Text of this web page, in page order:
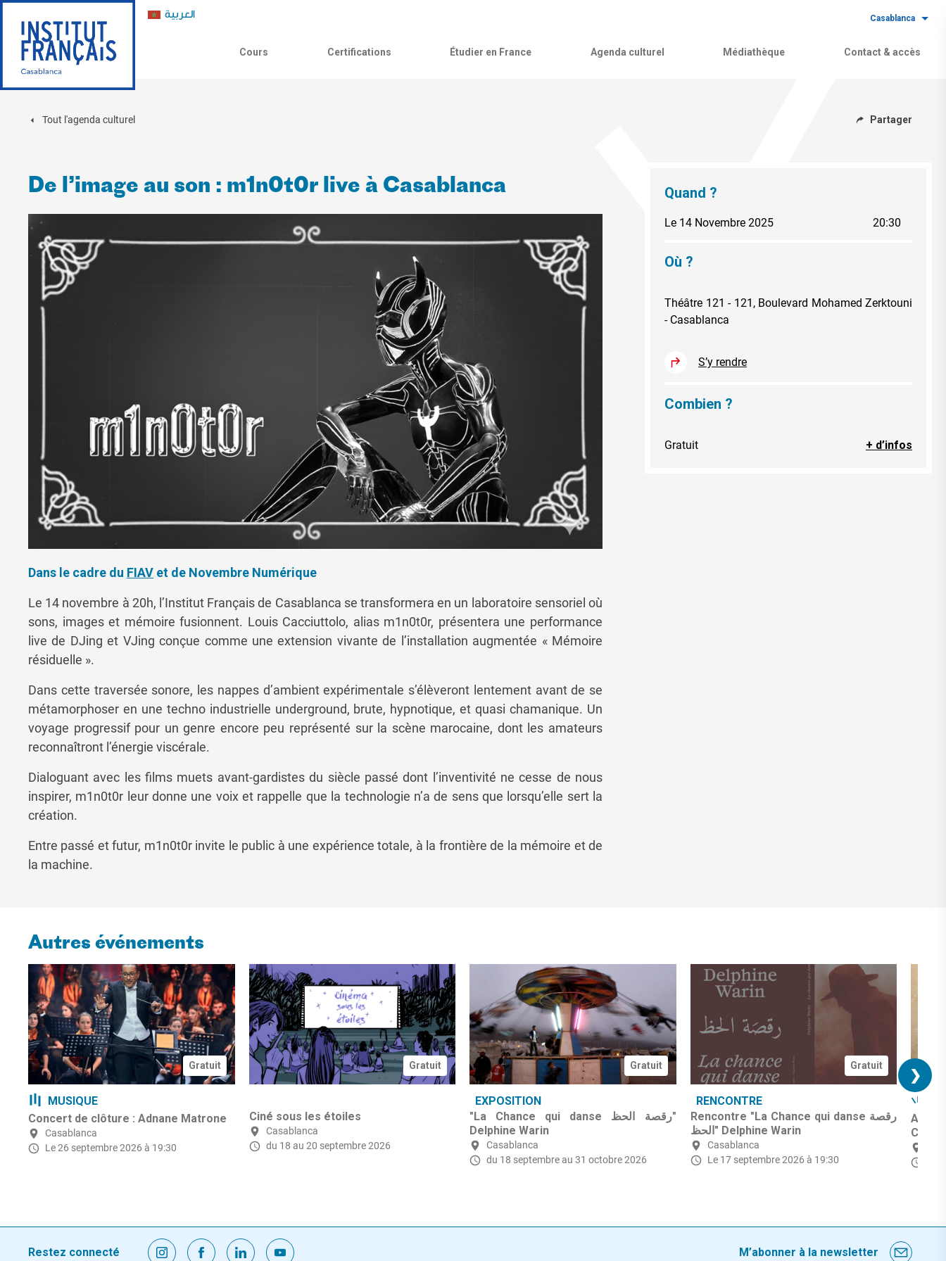
العربية Casablanca
Cours Certifications Étudier en France Agenda culturel Médiathèque Contact & accès
Tout l'agenda culturel Partager
De l’image au son : m1n0t0r live à Casablanca
Dans le cadre du FIAV et de Novembre Numérique
Le 14 novembre à 20h, l’Institut Français de Casablanca se transformera en un laboratoire sensoriel où
sons, images et mémoire fusionnent. Louis Cacciuttolo, alias m1n0t0r, présentera une performance
live de DJing et VJing conçue comme une extension vivante de l’installation augmentée « Mémoire
résiduelle ».
Dans cette traversée sonore, les nappes d’ambient expérimentale s’élèveront lentement avant de se
métamorphoser en une techno industrielle underground, brute, hypnotique, et quasi chamanique. Un
voyage progressif pour un genre encore peu représenté sur la scène marocaine, dont les amateurs
reconnaîtront l’énergie viscérale.
Dialoguant avec les films muets avant-gardistes du siècle passé dont l’inventivité ne cesse de nous
inspirer, m1n0t0r leur donne une voix et rappelle que la technologie n’a de sens que lorsqu’elle sert la
création.
Entre passé et futur, m1n0t0r invite le public à une expérience totale, à la frontière de la mémoire et de
la machine.
Quand ?
Le 14 Novembre 2025 20:30
Où ?
Théâtre 121 - 121, Boulevard Mohamed Zerktouni
- Casablanca
S’y rendre
Combien ?
Gratuit + d’infos
Autres événements
Gratuit
MUSIQUE
Concert de clôture : Adnane Matrone
Casablanca
Le 26 septembre 2026 à 19:30
Gratuit
Ciné sous les étoiles
Casablanca
du 18 au 20 septembre 2026
Gratuit
EXPOSITION
"La Chance qui danse رقصة الحظ"
Delphine Warin
Casablanca
du 18 septembreau 31 octobre 2026
Gratuit
RENCONTRE
Rencontre "La Chance qui danse رقصة
الحظ" Delphine Warin
Casablanca
Le 17 septembre 2026 à 19:30
❯
Restez connecté M’abonner à la newsletter